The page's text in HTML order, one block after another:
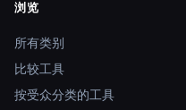
Site navigation
浏览
所有类别
比较工具
按受众分类的工具